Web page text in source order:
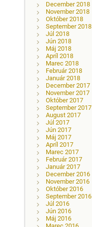
December 2018
November 2018
Október 2018
September 2018
Júl 2018
Jún 2018
Máj 2018
Apríl 2018
Marec 2018
Február 2018
Január 2018
December 2017
November 2017
Október 2017
September 2017
August 2017
Júl 2017
Jún 2017
Máj 2017
Apríl 2017
Marec 2017
Február 2017
Január 2017
December 2016
November 2016
Október 2016
September 2016
Júl 2016
Jún 2016
Máj 2016